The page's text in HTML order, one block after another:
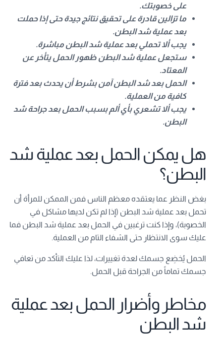
على خصوبتك.
ما تزالين قادرة على تحقيق نتائج جيدة حتى إذا حملت
بعد عملية شد البطن.
يجب ألا تحملي بعد عملية شد البطن مباشرة.
ستجعل عملية شد البطن ظهور الحمل يتأخر عن
المعتاد.
الحمل بعد شد البطن آمن بشرط أن يحدث بعد فترة
كافية من العملية.
يجب ألا تشعري بأي ألم بسبب الحمل بعد جراحة شد
البطن.
هل يمكن الحمل بعد عملية شد
البطن؟
بغض النظر عما يعتقده معظم الناس فمن الممكن للمرأة أن
تحمل بعد عملية شد البطن (إذا لم تكن لديها مشاكل في
الخصوبة)، وإذا كنت ترغبين في الحمل بعد عملية شد البطن فما
عليك سوى الانتظار حتى الشفاء التام من العملية.
الحمل يُخضِع جسمك لعدة تغييرات، لذا عليك التأكد من تعافي
جسمك تماماً من الجراحة قبل الحمل.
مخاطر وأضرار الحمل بعد عملية
شد البطن